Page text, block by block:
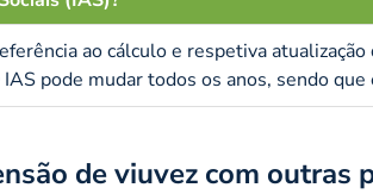
ao cálculo e respetiva
pode mudar todos os anos, sendo
de viuvez com outras